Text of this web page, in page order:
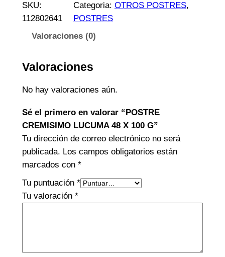
SKU:
112802641
Categoria: OTROS POSTRES
POSTRES
Valoraciones (0)
Valoraciones
No hay valoraciones aún.
Sé el primero en valorar “POSTRE
CREMISIMO LUCUMA 48 X 100 G”
Tu dirección de correo electrónico no será
publicada. Los campos obligatorios están
marcados con *
Tu puntuación *
Tu valoración *